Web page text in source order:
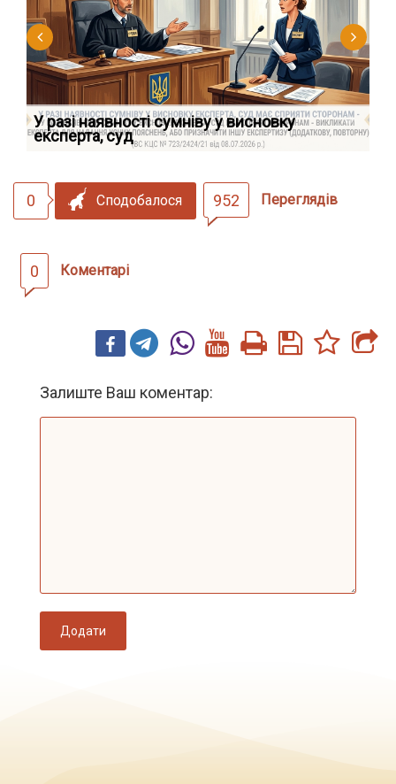
У разі наявності сумніву у висновку
експерта, суд
0 Сподобалося 952 Переглядів
0 Коментарі
Залиште Ваш коментар:
Додати